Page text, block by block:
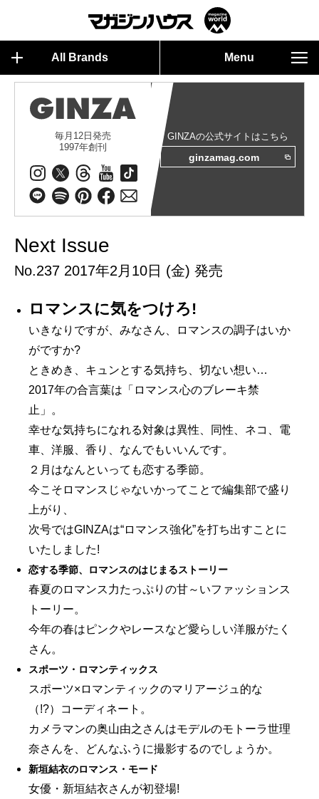
All Brands Menu
毎月12日発売
1997年創刊
GINZAの公式サイトはこちら
ginzamag.com
Next Issue
No.237 2017年2月10日 (金) 発売
ロマンスに気をつけろ!
いきなりですが、みなさん、ロマンスの調子はいか
がですか?
ときめき、キュンとする気持ち、切ない想い…
2017年の合言葉は「ロマンス心のブレーキ禁
止」。
幸せな気持ちになれる対象は異性、同性、ネコ、電
車、洋服、香り、なんでもいいんです。
２月はなんといっても恋する季節。
今こそロマンスじゃないかってことで編集部で盛り
上がり、
次号ではGINZAは“ロマンス強化”を打ち出すことに
いたしました!
恋する季節、ロマンスのはじまるストーリー
春夏のロマンス力たっぷりの甘～いファッションス
トーリー。
今年の春はピンクやレースなど愛らしい洋服がたく
さん。
スポーツ・ロマンティックス
スポーツ×ロマンティックのマリアージュ的な
（!?）コーディネート。
カメラマンの奥山由之さんはモデルのモトーラ世理
奈さんを、どんなふうに撮影するのでしょうか。
新垣結衣のロマンス・モード
女優・新垣結衣さんが初登場!